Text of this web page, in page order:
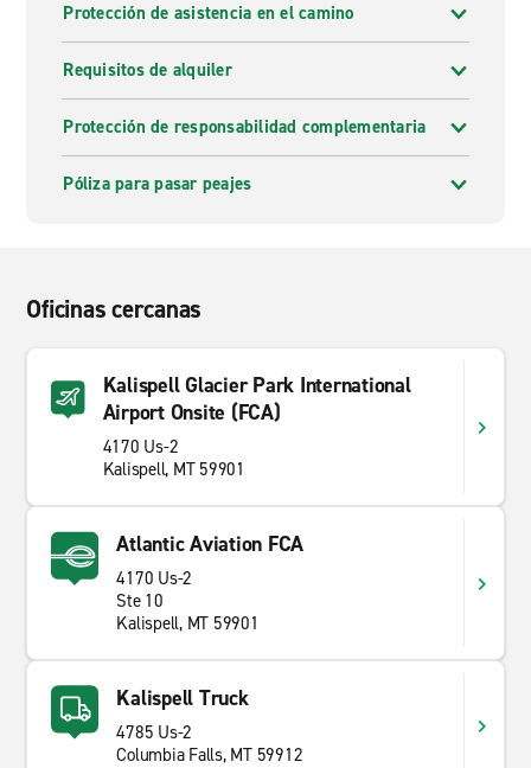
Protección de asistencia en el camino
Requisitos de alquiler
Protección de responsabilidad complementaria
Póliza para pasar peajes
Oficinas cercanas
Kalispell Glacier Park International
Airport Onsite (FCA)
4170 Us-2
Kalispell, MT 59901
Atlantic Aviation FCA
4170 Us-2
Ste 10
Kalispell, MT 59901
Kalispell Truck
4785 Us-2
Columbia Falls, MT 59912